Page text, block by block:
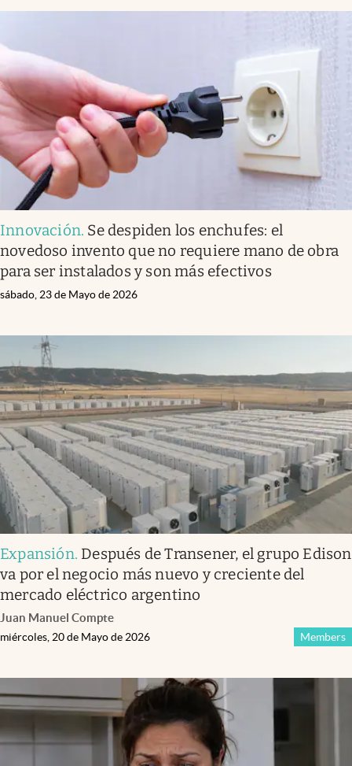
Innovación. Se despiden los enchufes: el
novedoso invento que no requiere mano de obra
para ser instalados y son más efectivos
sábado, 23 de Mayo de 2026
Expansión. Después de Transener, el grupo Edison
va por el negocio más nuevo y creciente del
mercado eléctrico argentino
Juan Manuel Compte
Members
miércoles, 20 de Mayo de 2026